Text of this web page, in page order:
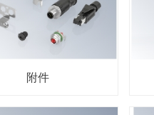
附件